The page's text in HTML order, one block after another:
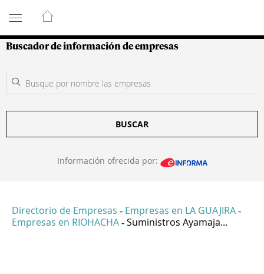
Guía de Empresas Colombianas
Buscador de información de empresas
BUSCAR
Información ofrecida por:
Directorio de Empresas - Empresas en LA GUAJIRA -
Empresas en RIOHACHA - Suministros Ayamaja...